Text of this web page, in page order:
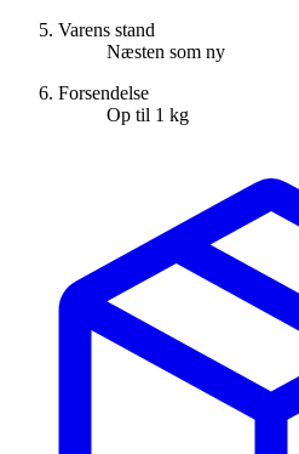
Varens stand
Næsten som ny
Forsendelse
Op til 1 kg